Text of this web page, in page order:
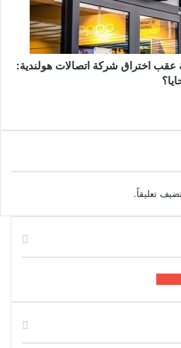
عقب اختراق شركة اتصالات هولندية:
تعليقاً.